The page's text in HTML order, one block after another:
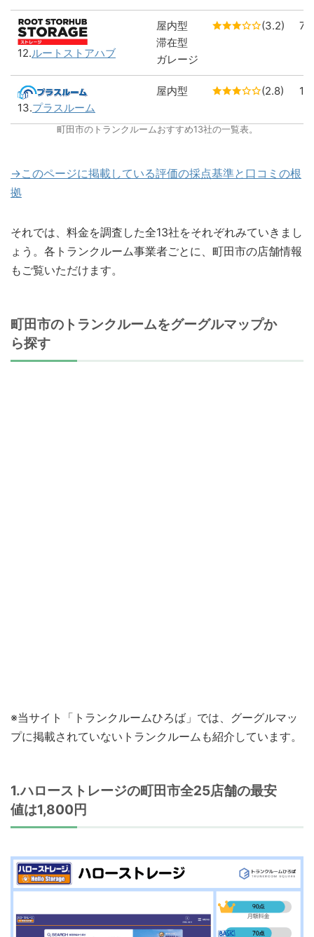
12.ルートストアハブ
屋内型
滞在型
ガレージ
(3.2) 7
13.プラスルーム
屋内型 (2.8) 1
町田市のトランクルームおすすめ13社の一覧表。
→このページに掲載している評価の採点基準と口コミの根
拠
それでは、料金を調査した全13社をそれぞれみていきまし
ょう。各トランクルーム事業者ごとに、町田市の店舗情報
もご覧いただけます。
町田市のトランクルームをグーグルマップか
ら探す
※当サイト「トランクルームひろば」では、グーグルマッ
プに掲載されていないトランクルームも紹介しています。
1.ハローストレージの町田市全25店舗の最安
値は1,800円